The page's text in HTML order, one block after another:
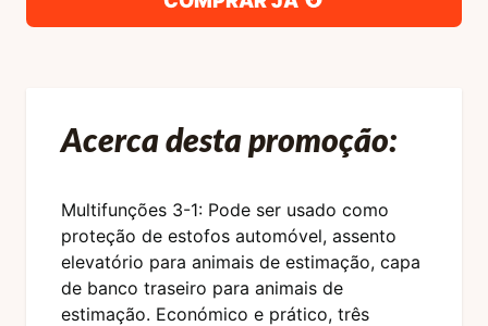
Acerca desta promoção:
Multifunções 3-1: Pode ser usado como
proteção de estofos automóvel, assento
elevatório para animais de estimação, capa
de banco traseiro para animais de
estimação. Económico e prático, três